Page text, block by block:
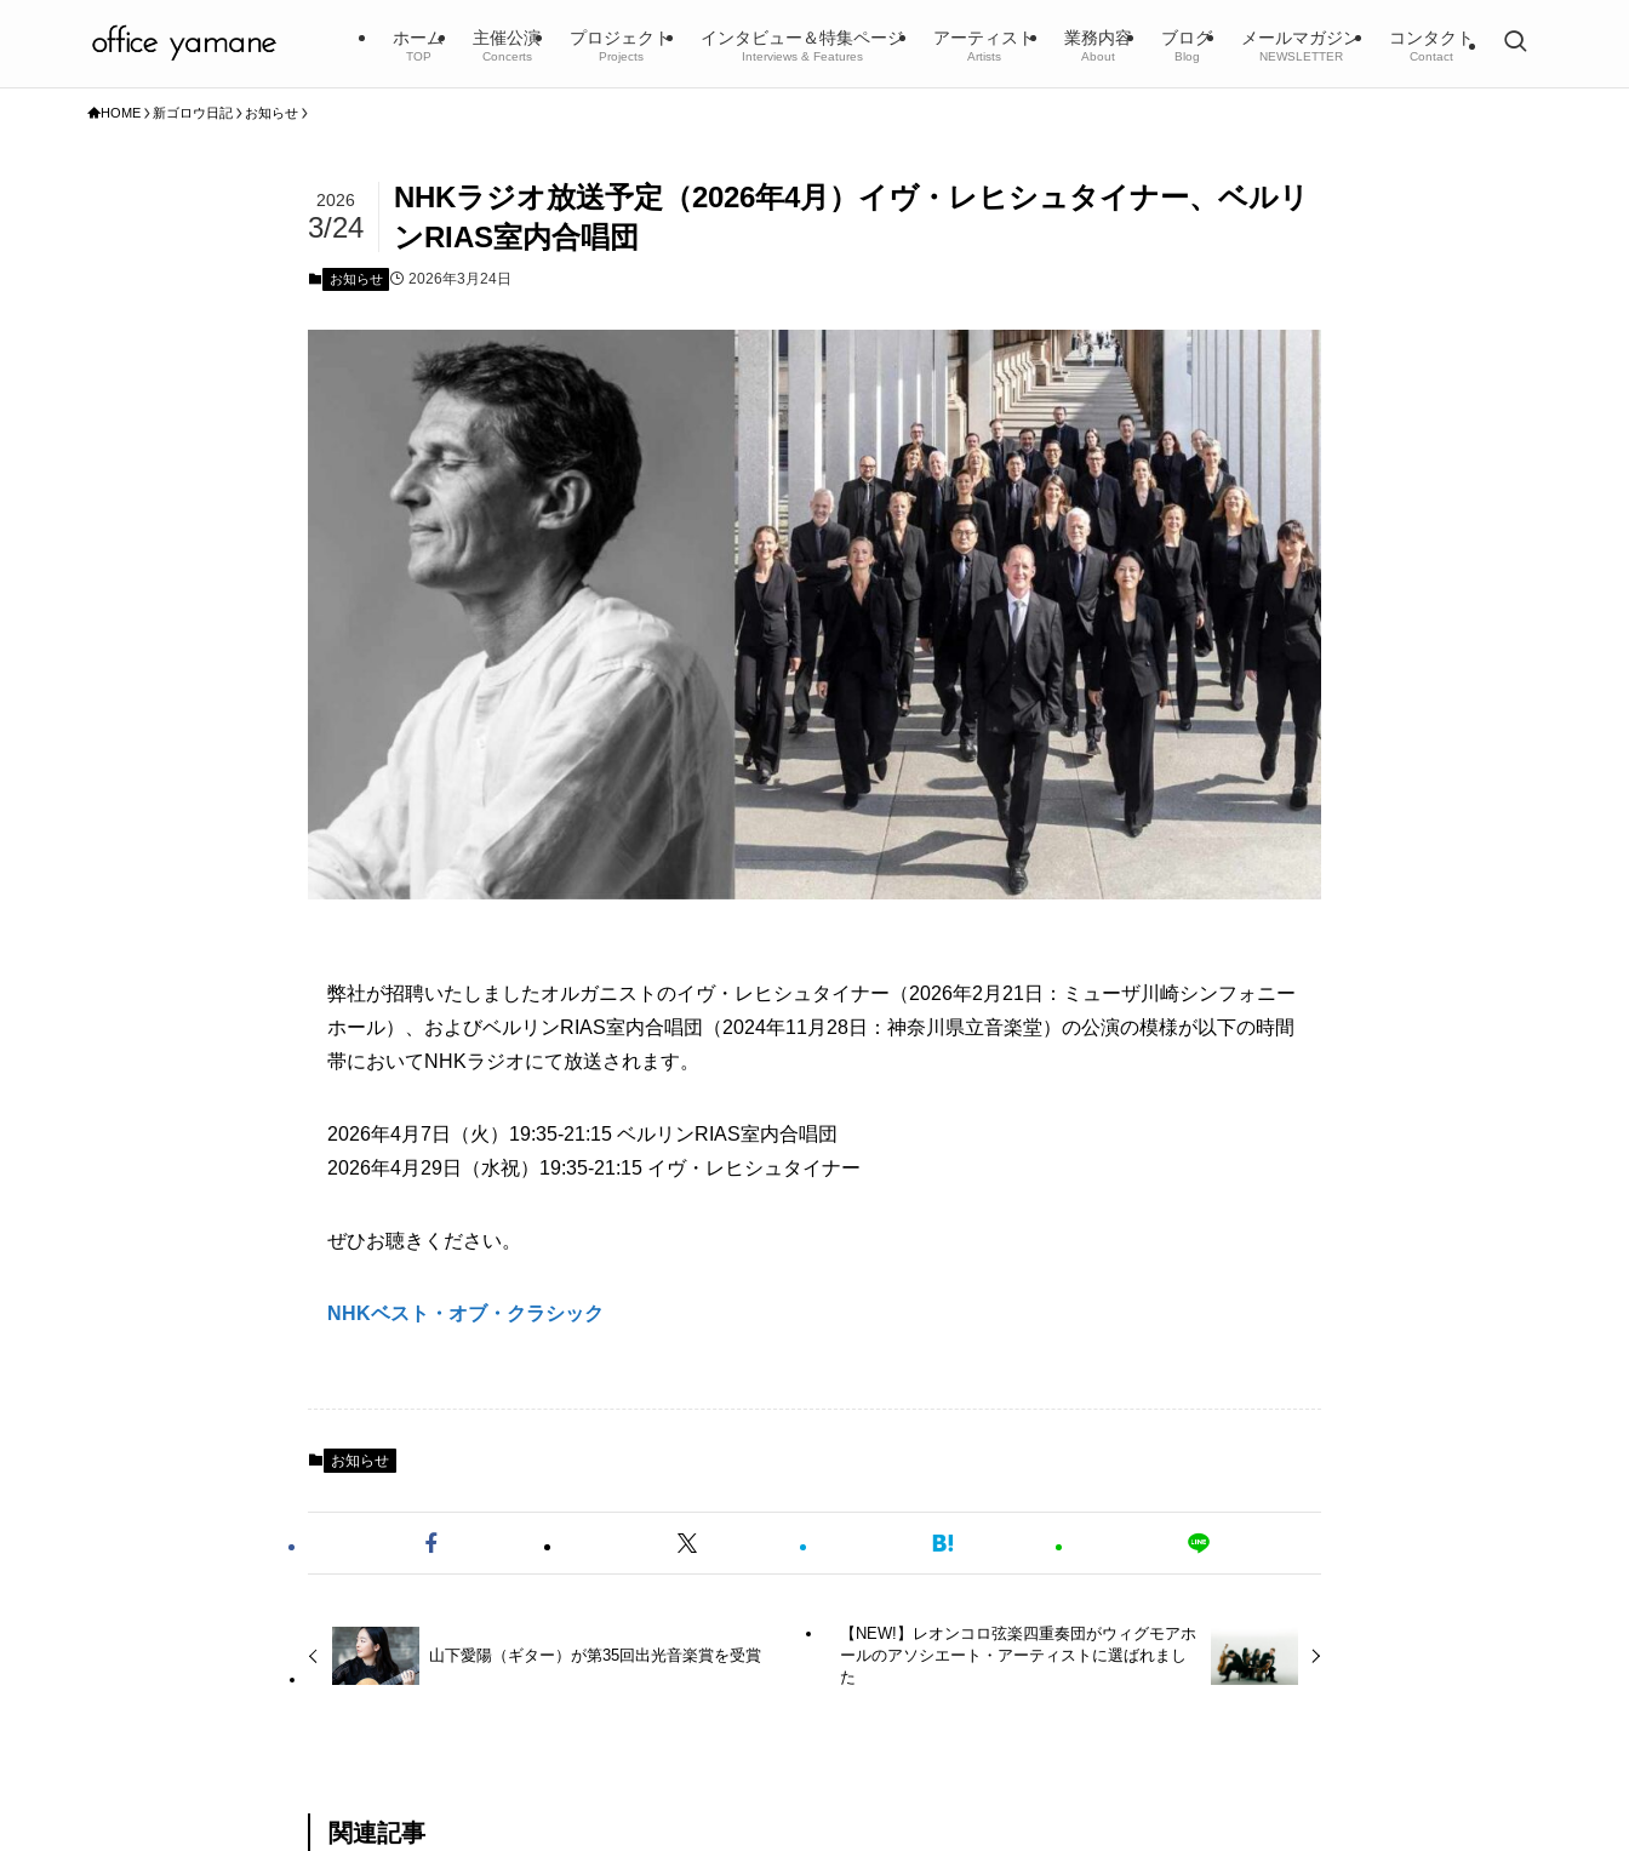
ホーム
TOP
主催公演
Concerts
プロジェクト
Projects
インタビュー＆特集ページ
Interviews & Features
アーティスト
Artists
業務内容
About
ブログ
Blog
メールマガジン
NEWSLETTER
コンタクト
Contact
HOME 新ゴロウ日記 お知らせ
NHKラジオ放送予定（2026年4月）イヴ・レヒシュタイナー、ベルリ
ンRIAS室内合唱団
2026
3/24
お知らせ 2026年3月24日
弊社が招聘いたしましたオルガニストのイヴ・レヒシュタイナー（2026年2月21日：ミューザ川崎シンフォニー
ホール）、およびベルリンRIAS室内合唱団（2024年11月28日：神奈川県立音楽堂）の公演の模様が以下の時間
帯においてNHKラジオにて放送されます。
2026年4月7日（火）19:35-21:15 ベルリンRIAS室内合唱団
2026年4月29日（水祝）19:35-21:15 イヴ・レヒシュタイナー
ぜひお聴きください。
NHKベスト・オブ・クラシック
お知らせ
山下愛陽（ギター）が第35回出光音楽賞を受賞
【NEW!】レオンコロ弦楽四重奏団がウィグモアホ
ールのアソシエート・アーティストに選ばれまし
た
関連記事